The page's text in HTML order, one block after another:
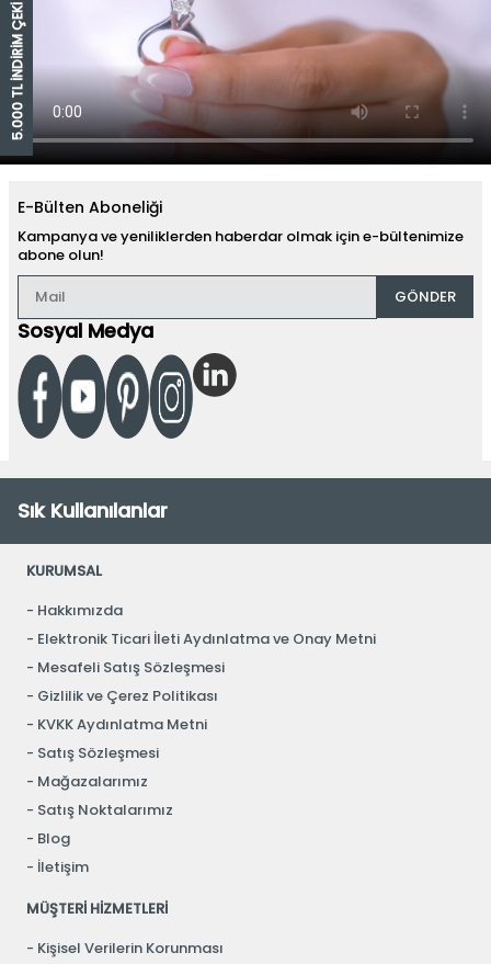
5.000 TL İNDİRİM ÇEKİ
E-Bülten Aboneliği
Kampanya ve yeniliklerden haberdar olmak için e-bültenimize
abone olun!
GÖNDER
Sosyal Medya
Sık Kullanılanlar
KURUMSAL
Hakkımızda
Elektronik Ticari İleti Aydınlatma ve Onay Metni
Mesafeli Satış Sözleşmesi
Gizlilik ve Çerez Politikası
KVKK Aydınlatma Metni
Satış Sözleşmesi
Mağazalarımız
Satış Noktalarımız
Blog
İletişim
MÜŞTERİ HİZMETLERİ
Kişisel Verilerin Korunması